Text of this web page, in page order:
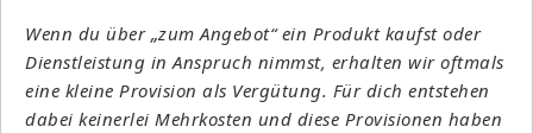
Wenn du über „zum Angebot“ ein Produkt kaufst oder
Dienstleistung in Anspruch nimmst, erhalten wir oftmals
eine kleine Provision als Vergütung. Für dich entstehen
dabei keinerlei Mehrkosten und diese Provisionen haben